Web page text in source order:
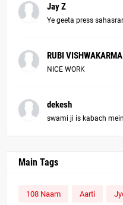
Jay Z
Ye geeta press
RUBI VISHWAKARMA
NICE WORK
dekesh
swami ji is kabach
Main Tags
108 Naam Aarti